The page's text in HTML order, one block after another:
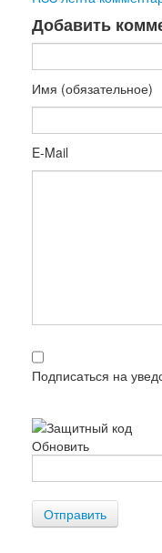
Добавить
Имя (обязательное)
E-Mail
Подписаться на
Обновить
Отправить